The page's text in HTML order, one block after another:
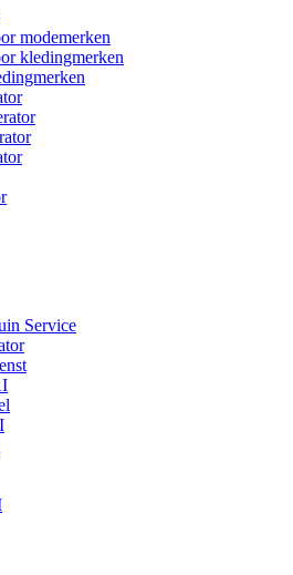
modemerken
kledingmerken
Service